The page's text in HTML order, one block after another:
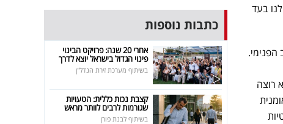
בעד
רוצה
כתבות נוספות
אחרי 20 שנה: פרויקט הבינוי
פינוי הגדול בישראל יוצא לדרך
בשיתוף מערכת זירת הנדל"ן
קצבת נכות כללית: הטעויות
שגורמות לרבים לוותר מראש
בשיתוף לבנת פורן